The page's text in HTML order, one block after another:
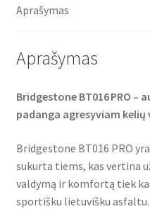
o
r
p
Aprašymas
Aprašymas
Bridgestone BT016 PRO –
padanga agresyviam kelių
Bridgestone BT016 PRO
sukurta tiems, kas vertina
valdymą ir komfortą tiek
sportišku lietuvišku